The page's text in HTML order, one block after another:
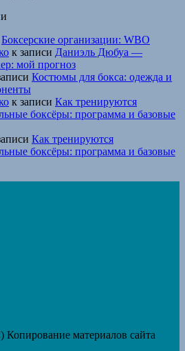
Боксерские организации: WBO
к записи Даниэль Дюбуа —
мой прогноз
Костюмы для бокса: одежда и
к записи Как тренируются
боксёры: программа и базовые
Как тренируются
боксёры: программа и базовые
материалов сайта